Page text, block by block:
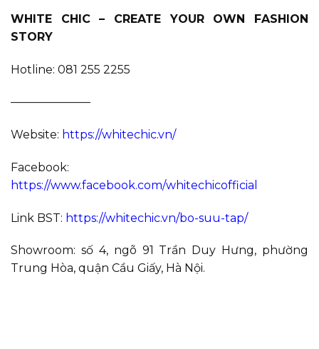
WHITE CHIC – CREATE YOUR OWN FASHION
STORY
Hotline: 081 255 2255
———————
Website: https://whitechic.vn/
Facebook:
https://www.facebook.com/whitechicofficial
Link BST: https://whitechic.vn/bo-suu-tap/
Showroom: số 4, ngõ 91 Trần Duy Hưng, phường
Trung Hòa, quận Cầu Giấy, Hà Nội.